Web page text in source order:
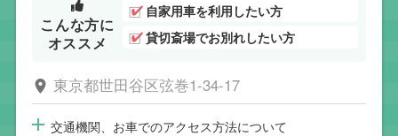
こんな方に
オススメ
自家用車を利用したい方
貸切斎場でお別れしたい方
東京都世田谷区弦巻1-34-17
交通機関、お車でのアクセス方法について